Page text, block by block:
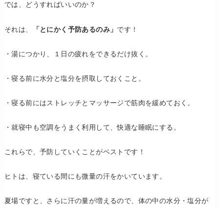
では、どうすればいいのか？
それは、 「とにかく予防あるのみ」 です！
・湯につかり、１日の疲れをできるだけ抜く。
・寝る前に水分と塩分を摂取しておくこと。
・寝る前にはストレッチとマッサージで筋肉を緩めておく。
・就寝中も空調をうまく利用して、快適な睡眠にする。
これらで、予防していくことがベストです！
ヒトは、寝ている間にも微量の汗をかいています。
夏場ですと、さらに汗の量が増えるので、体の中の水分・塩分が